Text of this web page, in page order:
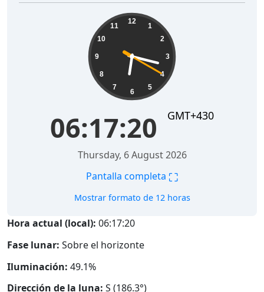
12
1
2
3
4
5
6
7
8
9
10
11
06:17:21 GMT+430
Thursday, 6 August 2026
Pantalla completa ⛶
Mostrar formato de 12 horas
Hora actual (local): 06:17:21
Fase lunar: Sobre el horizonte
Iluminación: 49.1%
Dirección de la luna: S (186.3°)